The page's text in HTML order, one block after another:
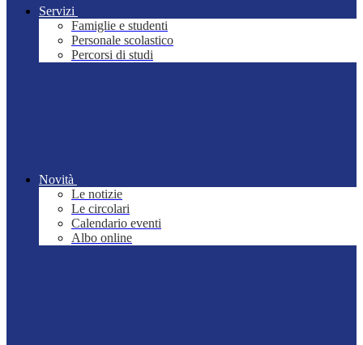
Servizi
Famiglie e studenti
Personale scolastico
Percorsi di studi
Novità
Le notizie
Le circolari
Calendario eventi
Albo online